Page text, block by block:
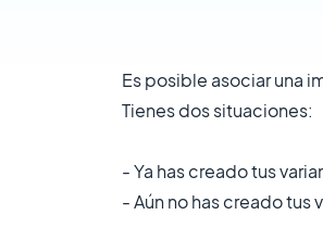
Es posible asociar una
Tienes dos situaciones:
- Ya has creado tus
- Aún no has creado tus